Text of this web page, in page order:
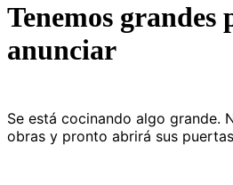
Tenemos grandes
anunciar
Se está cocinando algo grande.
obras y pronto abrirá sus